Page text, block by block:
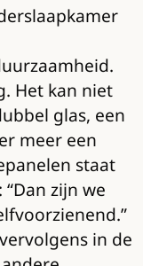
Het kan niet
glas, een
meer een
staat
zijn we
in de